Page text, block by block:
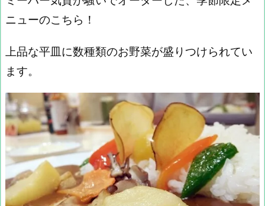
ニューのこちら！
上品な平皿に数種類のお野菜が盛りつけられてい
ます。